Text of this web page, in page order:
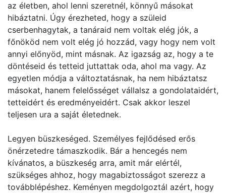
az életben, ahol lenni szeretnél, könnyű másokat
hibáztatni. Úgy érezheted, hogy a szüleid
cserbenhagytak, a tanáraid nem voltak elég jók, a
főnököd nem volt elég jó hozzád, vagy hogy nem volt
annyi előnyöd, mint másnak. Az igazság az, hogy a te
döntéseid és tetteid juttattak oda, ahol ma vagy. Az
egyetlen módja a változtatásnak, ha nem hibáztatsz
másokat, hanem felelősséget vállalsz a gondolataidért,
tetteidért és eredményeidért. Csak akkor leszel
teljesen ura a saját életednek.
Legyen büszkeséged. Személyes fejlődésed erős
önérzetedre támaszkodik. Bár a hencegés nem
kívánatos, a büszkeség arra, amit már elértél,
szükséges ahhoz, hogy magabiztosságot szerezz a
továbblépéshez. Keményen megdolgoztál azért, hogy